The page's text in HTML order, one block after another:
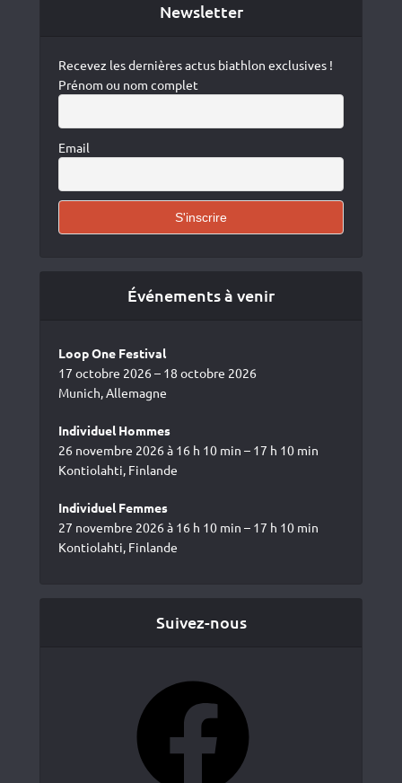
Newsletter
Recevez les dernières actus biathlon exclusives !
Prénom ou nom complet
Email
Événements à venir
Loop One Festival
17 octobre 2026 – 18 octobre 2026
Munich, Allemagne
Individuel Hommes
26 novembre 2026 à 16 h 10 min – 17 h 10 min
Kontiolahti, Finlande
Individuel Femmes
27 novembre 2026 à 16 h 10 min – 17 h 10 min
Kontiolahti, Finlande
Suivez-nous